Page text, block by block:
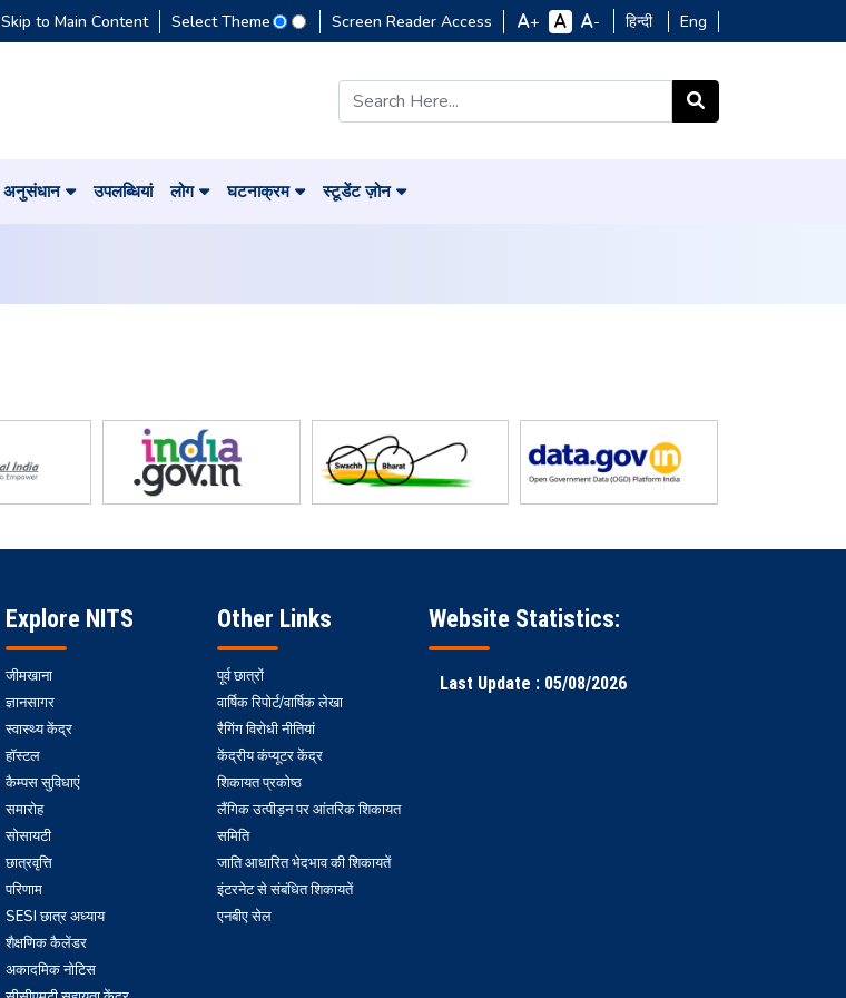
Skip to Main Content Select Theme Screen Reader Access + - हिन्दी Eng
अनुसंधान उपलब्धियां लोग घटनाक्रम स्टूडेंट ज़ोन
Explore NITS
जीमखाना
ज्ञानसागर
स्वास्थ्य केंद्र
हॉस्टल
कैम्पस सुविधाएं
समारोह
सोसायटी
छात्रवृत्ति
परिणाम
SESI छात्र अध्याय
शैक्षणिक कैलेंडर
अकादमिक नोटिस
Other Links
पूर्व छात्रों
वार्षिक रिपोर्ट/वार्षिक लेखा
रैगिंग विरोधी नीतियां
केंद्रीय कंप्यूटर केंद्र
शिकायत प्रकोष्ठ
लैंगिक उत्पीड़न पर आंतरिक शिकायत
समिति
जाति आधारित भेदभाव की शिकायतें
इंटरनेट से संबंधित शिकायतें
एनबीए सेल
Website Statistics:
Last Update : 05/08/2026